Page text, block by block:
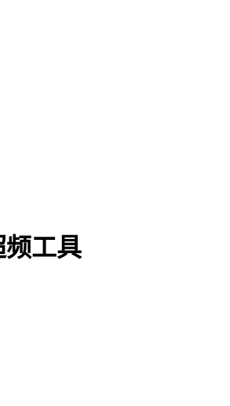
工具